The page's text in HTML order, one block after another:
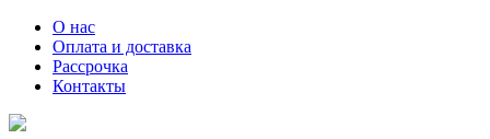
О нас
Оплата и доставка
Рассрочка
Контакты